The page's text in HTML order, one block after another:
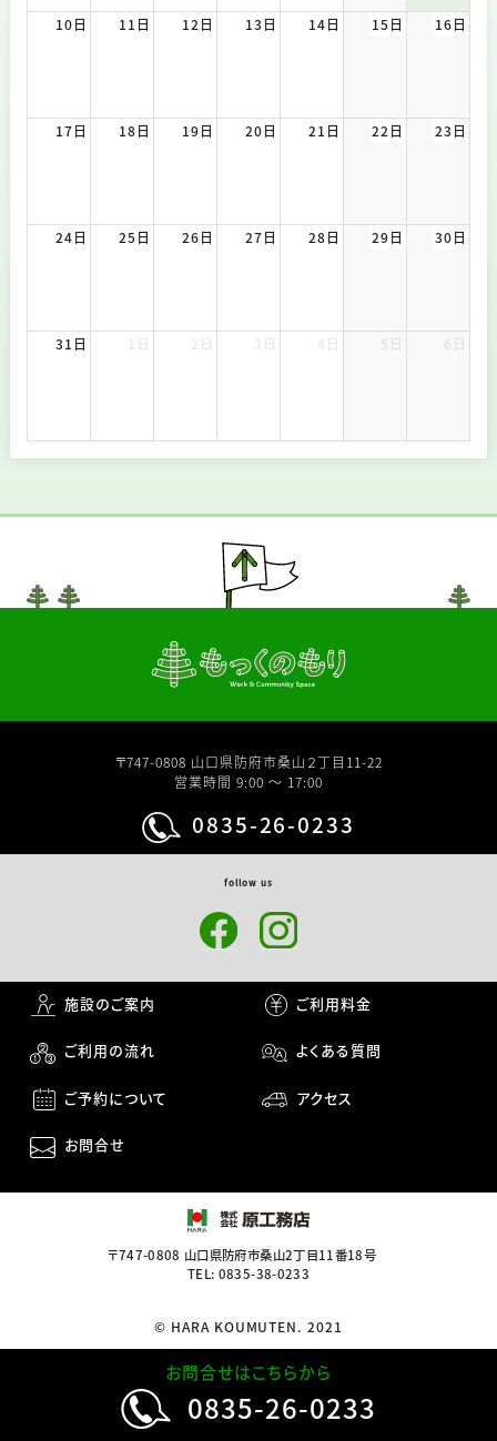
お問合せはこちらから
0835-26-0233
10日 11日 12日 13日 14日 15日 16日
17日 18日 19日 20日 21日 22日 23日
24日 25日 26日 27日 28日 29日 30日
31日
〒747-0808 山口県防府市桑山２丁目11-22
営業時間 9:00 〜 17:00
0835-26-0233
follow us
施設のご案内 ご利用料金
ご利用の流れ よくある質問
ご予約について アクセス
お問合せ
〒747-0808 山口県防府市桑山2丁目11番18号
TEL: 0835-38-0233
© HARA KOUMUTEN. 2021